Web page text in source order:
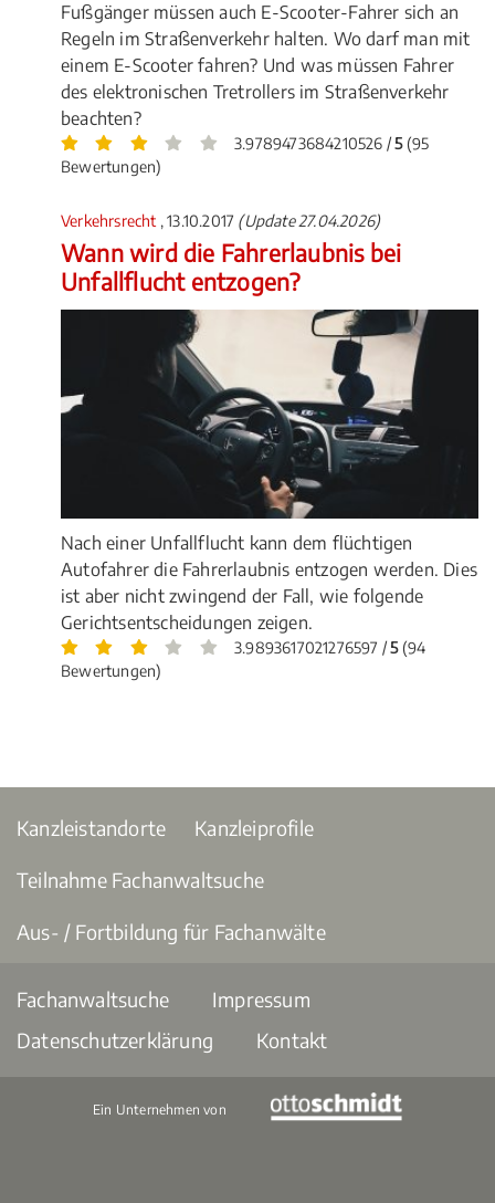
Fußgänger müssen auch E-Scooter-Fahrer sich an
Regeln im Straßenverkehr halten. Wo darf man mit
einem E-Scooter fahren? Und was müssen Fahrer
des elektronischen Tretrollers im Straßenverkehr
beachten?
3.9789473684210526 /5(95
Bewertungen)
Verkehrsrecht , 13.10.2017 (Update 27.04.2026)
Wann wird die Fahrerlaubnis bei
Unfallflucht entzogen?
Nach einer Unfallflucht kann dem flüchtigen
Autofahrer die Fahrerlaubnis entzogen werden. Dies
ist aber nicht zwingend der Fall, wie folgende
Gerichtsentscheidungen zeigen.
3.9893617021276597 /5(94
Bewertungen)
Kanzleistandorte Kanzleiprofile
Teilnahme Fachanwaltsuche
Aus- / Fortbildung für Fachanwälte
Fachanwaltsuche
Impressum
Datenschutzerklärung
Kontakt
Ein Unternehmen von